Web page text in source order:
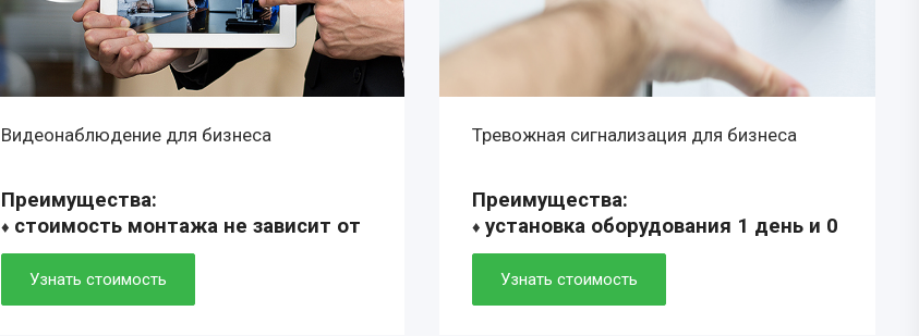
Видеонаблюдение для бизнеса
Преимущества:
♦ стоимость монтажа не зависит от
сложности установки
♦ профессиональное оборудование с
гарантией 1-10 лет
Узнать стоимость
Тревожная сигнализация для бизнеса
Преимущества:
♦ установка оборудования 1 день и 0
рублей
♦ скорость прибытия ГБР 5-7 минут
♦ удобное мобильное приложение
Узнать стоимость